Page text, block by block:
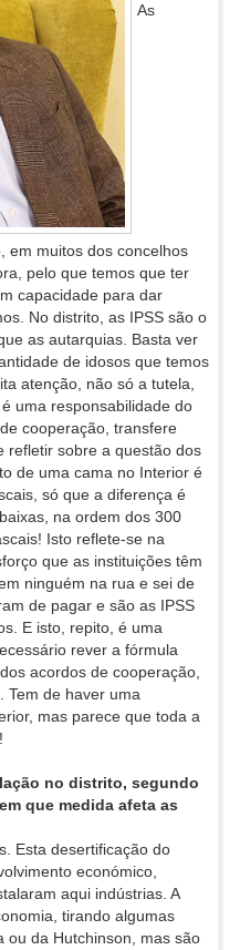
As
em muitos dos concelhos
pelo que temos que ter
capacidade para dar
No distrito, as IPSS são o
as autarquias. Basta ver
de idosos que temos
atenção, não só a tutela,
uma responsabilidade do
cooperação, transfere
refletir sobre a questão dos
de uma cama no Interior é
só que a diferença é
na ordem dos 300
Isto reflete-se na
que as instituições têm
ninguém na rua e sei de
de pagar e são as IPSS
E isto, repito, é uma
rever a fórmula
acordos de cooperação,
Tem de haver uma
mas parece que toda a
no distrito, segundo
que medida afeta as
Esta desertificação do
económico,
aqui indústrias. A
tirando algumas
ou da Hutchinson, mas são